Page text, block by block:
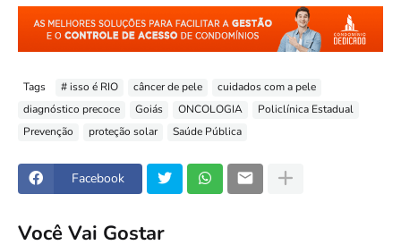
Tags # isso é RIO câncer de pele
cuidados com a pele
diagnóstico precoce
Goiás ONCOLOGIA
Policlínica Estadual
Prevenção
proteção solar Saúde Pública
Facebook
Você Vai Gostar